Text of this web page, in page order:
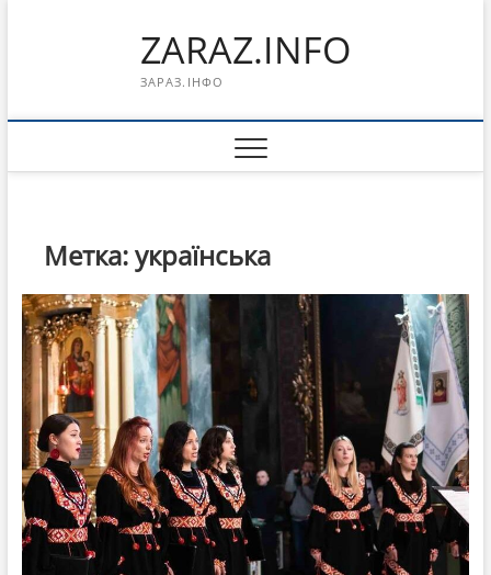
ZARAZ.INFO
ЗАРАЗ.ІНФО
Метка:українська